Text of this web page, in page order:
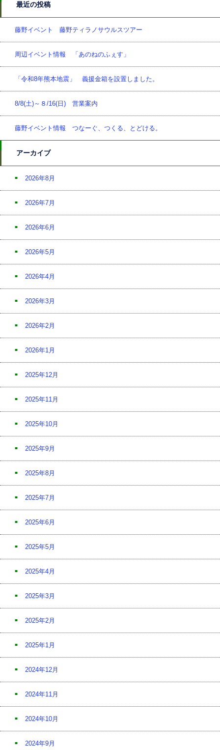
最近の投稿
藤野イベント 藤野ティラノサウルスツアー
周辺イベント情報 「あのねのふぇす」
「令和8年熊本地震」 義援金箱を設置しました。
8/8(土)～８/16(日) 営業案内
藤野イベント情報 つなーぐ、つくる、とどける。
アーカイブ
2026年8月
2026年7月
2026年6月
2026年5月
2026年4月
2026年3月
2026年2月
2026年1月
2025年12月
2025年11月
2025年10月
2025年9月
2025年8月
2025年7月
2025年6月
2025年5月
2025年4月
2025年3月
2025年2月
2025年1月
2024年12月
2024年11月
2024年10月
2024年9月